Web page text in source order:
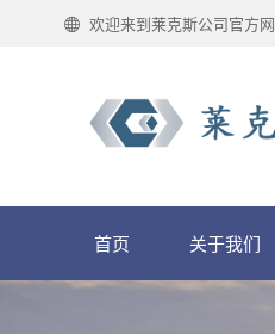
欢迎来到莱克斯公司官方
首页 关于我们